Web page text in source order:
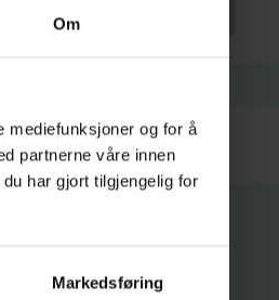
Om
mediefunksjoner og for å
partnerne våre innen
har gjort tilgjengelig for
Markedsføring